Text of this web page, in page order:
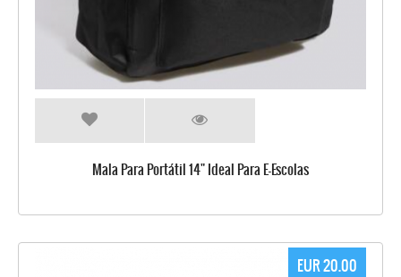
Mala Para Portátil 14" Ideal Para E-Escolas
EUR 20.00